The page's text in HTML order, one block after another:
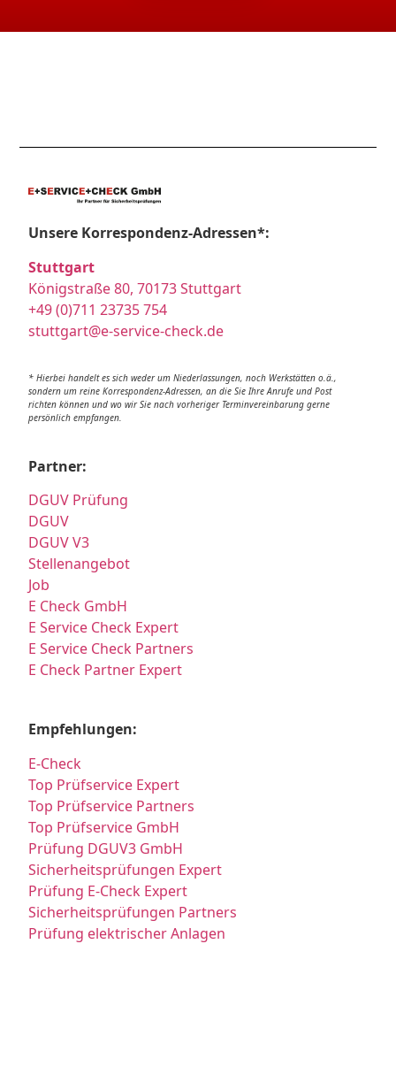
Unsere Korrespondenz-Adressen*:
Stuttgart
Königstraße 80, 70173 Stuttgart
+49 (0)711 23735 754
stuttgart@e-service-check.de
* Hierbei handelt es sich weder um Niederlassungen, noch Werkstätten o.ä.,
sondern um reine Korrespondenz-Adressen, an die Sie Ihre Anrufe und Post
richten können und wo wir Sie nach vorheriger Terminvereinbarung gerne
persönlich empfangen.
Partner:
DGUV Prüfung
DGUV
DGUV V3
Stellenangebot
Job
E Check GmbH
E Service Check Expert
E Service Check Partners
E Check Partner Expert
Empfehlungen:
E-Check
Top Prüfservice Expert
Top Prüfservice Partners
Top Prüfservice GmbH
Prüfung DGUV3 GmbH
Sicherheitsprüfungen Expert
Prüfung E-Check Expert
Sicherheitsprüfungen Partners
Prüfung elektrischer Anlagen